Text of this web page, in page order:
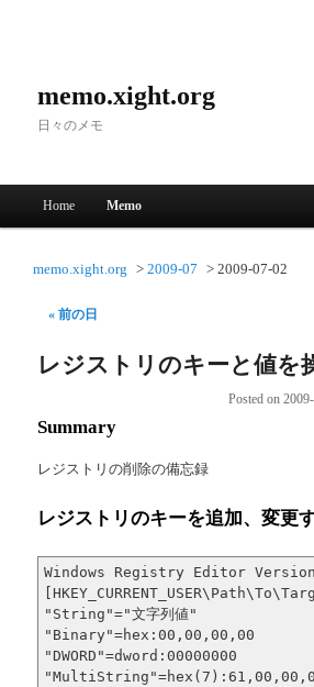
memo.xight.org
日々のメモ
Skip to primary content
Skip to secondary content
Home Memo
memo.xight.org 2009-07 2009-07-02
« 前の日
レジストリのキーと値を
Posted on
Summary
レジストリの削除の備忘録
レジストリのキーを追加、変更
Windows Registry Editor
"String"="文字列値"
"Binary"=hex:00,00,00,00
"DWORD"=dword:00000000